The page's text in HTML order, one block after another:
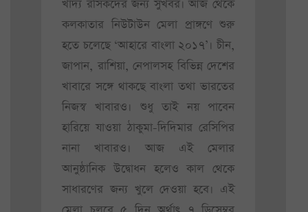
খাদ্য রসিকদের জন্য সুখবর। আজ থেকে
কলকাতার নিউটাউন মেলা প্রাঙ্গণে শুরু
হতে চলেছে ‘আহারে বাংলা ২০১৭’। চীন,
জাপান, রাশিয়া, নেপালসহ বিভিন্ন দেশের
খাবারে সঙ্গে থাকছে বাংলা তথা ভারতের
নিজস্ব খাবারও। শুধু তাই নয় পাবেন
হারিয়ে যাওয়া ঠাকুমা-দিদিমার রেসিপির
নানা খাবারও। আজ এই মেলার
আনুষ্ঠানিক উদ্বোধন হলেও কাল থেকে
সাধারণের জন্য খুলে দেওয়া হবে। এই